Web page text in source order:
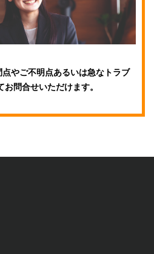
やご不明点あるいは急なトラブ
問合せいただけます。